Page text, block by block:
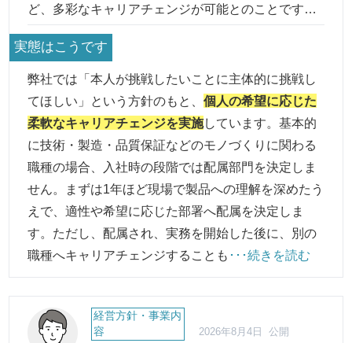
ど、多彩なキャリアチェンジが可能とのことです
が、実際の事例や異動後のサポートについて教えて
ください。
実態はこうです
弊社では「本人が挑戦したいことに主体的に挑戦し
てほしい」という方針のもと、個人の希望に応じた
柔軟なキャリアチェンジを実施しています。基本的
に技術・製造・品質保証などのモノづくりに関わる
職種の場合、入社時の段階では配属部門を決定しま
せん。まずは1年ほど現場で製品への理解を深めたう
えで、適性や希望に応じた部署へ配属を決定しま
す。ただし、配属され、実務を開始した後に、別の
職種へキャリアチェンジすることも ･･･続きを読む
経営方針・事業内
容
2026年8月4日 公開